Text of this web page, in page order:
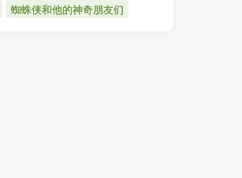
蜘蛛侠和他的神奇朋友们